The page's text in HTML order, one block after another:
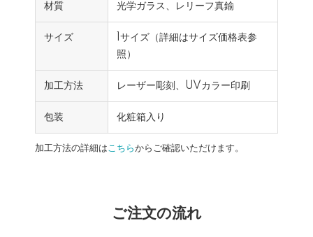
材質 光学ガラス、レリーフ真鍮
サイズ
1サイズ（詳細はサイズ価格表参
照）
加工方法 レーザー彫刻、UVカラー印刷
包装 化粧箱入り
加工方法の詳細はこちらからご確認いただけます。
ご注文の流れ